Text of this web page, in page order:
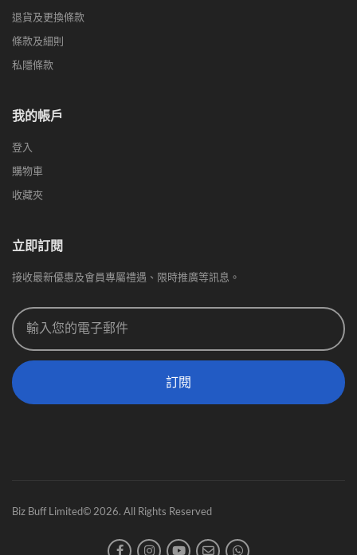
退貨及更換條款
條款及細則
私隱條款
我的帳戶
登入
購物車
收藏夾
立即訂閱
接收最新優惠及會員專屬禮遇、限時推廣等訊息。
訂閱
Biz Buff Limited© 2026. All Rights Reserved